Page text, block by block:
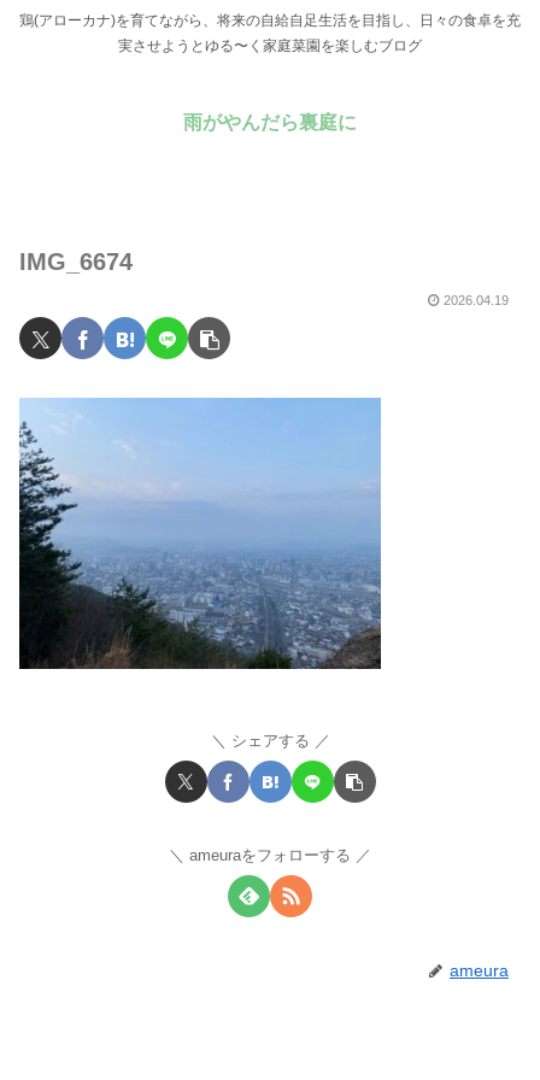
鶏(アローカナ)を育てながら、将来の自給自足生活を目指し、日々の食卓を充
実させようとゆる〜く家庭菜園を楽しむブログ
雨がやんだら裏庭に
IMG_6674
2026.04.19
シェアする
ameuraをフォローする
ameura